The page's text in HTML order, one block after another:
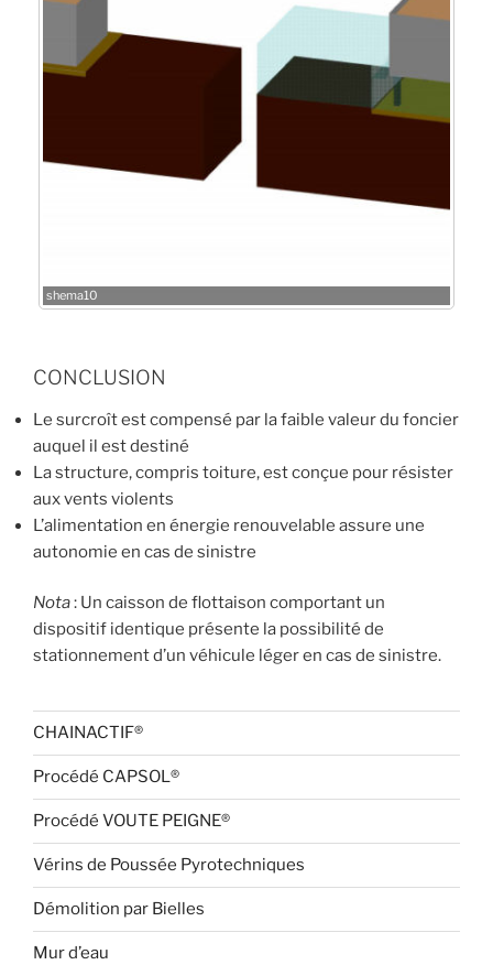
shema10
CONCLUSION
Le surcroît est compensé par la faible valeur du foncier
auquel il est destiné
La structure, compris toiture, est conçue pour résister
aux vents violents
L’alimentation en énergie renouvelable assure une
autonomie en cas de sinistre
Nota: Un caisson de flottaison comportant un
dispositif identique présente la possibilité de
stationnement d’un véhicule léger en cas de sinistre.
CHAINACTIF®
Procédé CAPSOL®
Procédé VOUTE PEIGNE®
Vérins de Poussée Pyrotechniques
Démolition par Bielles
Mur d’eau